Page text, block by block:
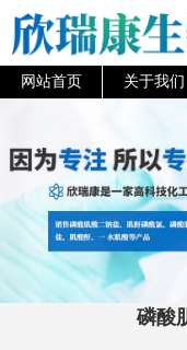
网站首页 关于我们
磷酸